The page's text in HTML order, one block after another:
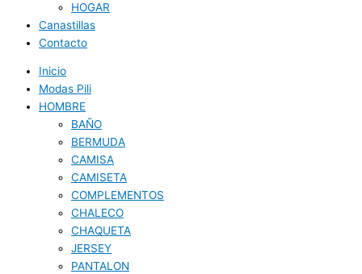
HOGAR
Canastillas
Contacto
Inicio
Modas Pili
HOMBRE
BAÑO
BERMUDA
CAMISA
CAMISETA
COMPLEMENTOS
CHALECO
CHAQUETA
JERSEY
PANTALON